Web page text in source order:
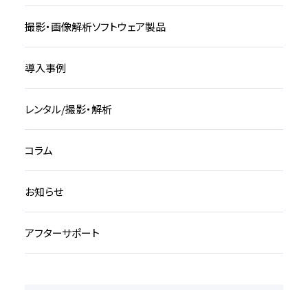
撮影・画像解析ソフトウェア製品
導入事例
レンタル/撮影・解析
コラム
お知らせ
アフターサポート